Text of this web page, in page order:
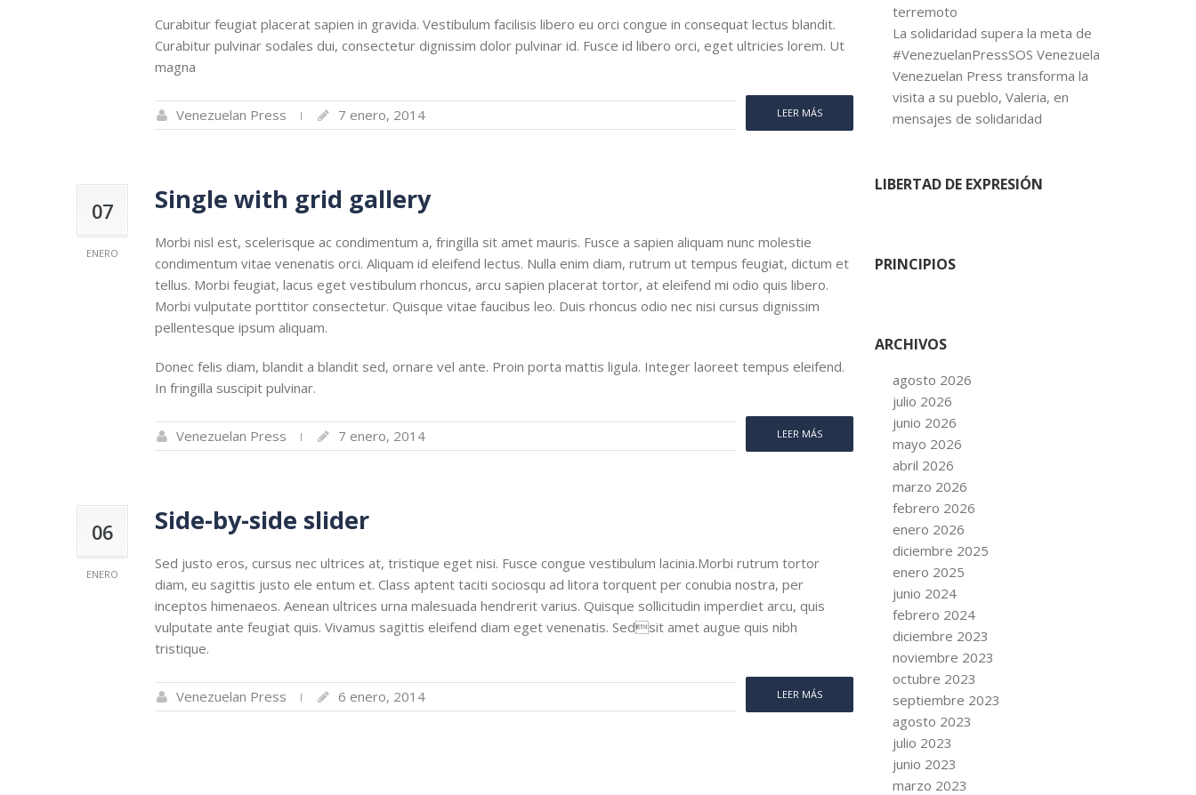
Curabitur feugiat placerat sapien in gravida. Vestibulum facilisis libero eu orci congue in consequat lectus blandit.
Curabitur pulvinar sodales dui, consectetur dignissim dolor pulvinar id. Fusce id libero orci, eget ultricies lorem. Ut
magna
LEER MÁS
Venezuelan Press 7 enero, 2014
07
ENERO
Single with grid gallery
Morbi nisl est, scelerisque ac condimentum a, fringilla sit amet mauris. Fusce a sapien aliquam nunc molestie
condimentum vitae venenatis orci. Aliquam id eleifend lectus. Nulla enim diam, rutrum ut tempus feugiat, dictum et
tellus. Morbi feugiat, lacus eget vestibulum rhoncus, arcu sapien placerat tortor, at eleifend mi odio quis libero.
Morbi vulputate porttitor consectetur. Quisque vitae faucibus leo. Duis rhoncus odio nec nisi cursus dignissim
pellentesque ipsum aliquam.
Donec felis diam, blandit a blandit sed, ornare vel ante. Proin porta mattis ligula. Integer laoreet tempus eleifend.
In fringilla suscipit pulvinar.
LEER MÁS
Venezuelan Press 7 enero, 2014
06
ENERO
Side-by-side slider
Sed justo eros, cursus nec ultrices at, tristique eget nisi. Fusce congue vestibulum lacinia.Morbi rutrum tortor
diam, eu sagittis justo ele entum et. Class aptent taciti sociosqu ad litora torquent per conubia nostra, per
inceptos himenaeos. Aenean ultrices urna malesuada hendrerit varius. Quisque sollicitudin imperdiet arcu, quis
vulputate ante feugiat quis. Vivamus sagittis eleifend diam eget venenatis. Sedsit amet augue quis nibh
tristique.
LEER MÁS
Venezuelan Press 6 enero, 2014
terremoto
La solidaridad supera la meta de
#VenezuelanPressSOS Venezuela
Venezuelan Press transforma la
visita a su pueblo, Valeria, en
mensajes de solidaridad
LIBERTAD DE EXPRESIÓN
PRINCIPIOS
ARCHIVOS
agosto 2026
julio 2026
junio 2026
mayo 2026
abril 2026
marzo 2026
febrero 2026
enero 2026
diciembre 2025
enero 2025
junio 2024
febrero 2024
diciembre 2023
noviembre 2023
octubre 2023
septiembre 2023
agosto 2023
julio 2023
junio 2023
marzo 2023